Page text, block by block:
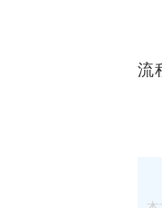
流